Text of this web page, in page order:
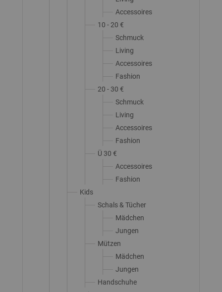
Accessoires
10 - 20 €
Schmuck
Living
Accessoires
Fashion
20 - 30 €
Schmuck
Living
Accessoires
Fashion
Ü 30 €
Accessoires
Fashion
Kids
Schals & Tücher
Mädchen
Jungen
Mützen
Mädchen
Jungen
Handschuhe